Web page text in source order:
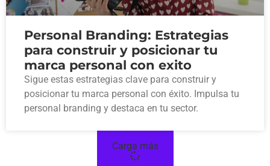
Personal Branding: Estrategias
para construir y posicionar tu
marca personal con exito
Sigue estas estrategias clave para construir y
posicionar tu marca personal con éxito. Impulsa tu
personal branding y destaca en tu sector.
Carga más